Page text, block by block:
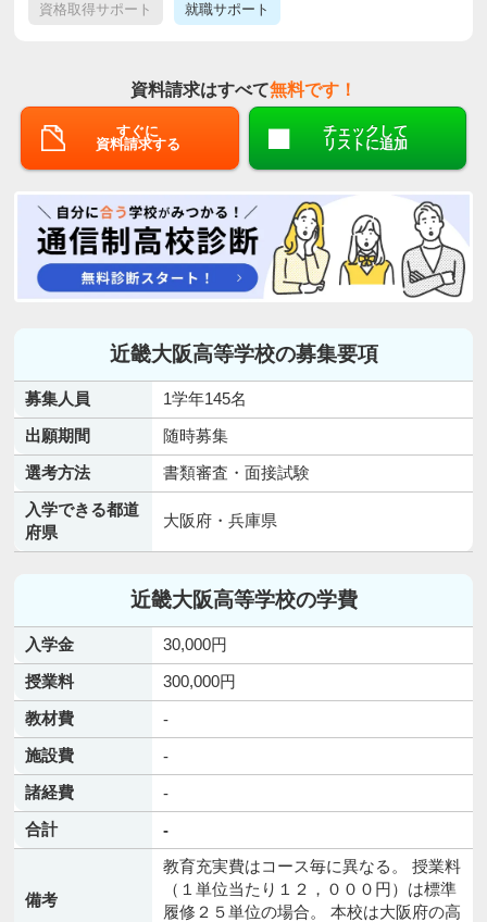
資格取得サポート 就職サポート
資料請求はすべて無料です！
すぐに
資料請求する
チェックして
リストに追加
近畿大阪高等学校の募集要項
募集人員
1学年145名
出願期間
随時募集
選考方法
書類審査・面接試験
入学できる都道
府県
大阪府・兵庫県
近畿大阪高等学校の学費
入学金
30,000円
授業料
300,000円
教材費
-
施設費
-
諸経費
-
合計
-
備考
教育充実費はコース毎に異なる。 授業料
（１単位当たり１２，０００円）は標準
履修２５単位の場合。 本校は大阪府の高